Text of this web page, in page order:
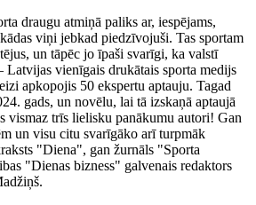
draugu atmiņā paliks ar, iespējams,
viņi jebkad piedzīvojuši. Tas sportam
un tāpēc jo īpaši svarīgi, ka valstī
Latvijas vienīgais drukātais sporta medijs
apkopojis 50 ekspertu aptauju. Tagad
gads, un novēlu, lai tā izskaņā aptaujā
vismaz trīs lielisku panākumu autori! Gan
un visu citu svarīgāko arī turpmāk
"Diena", gan žurnāls "Sporta
"Dienas bizness" galvenais redaktors